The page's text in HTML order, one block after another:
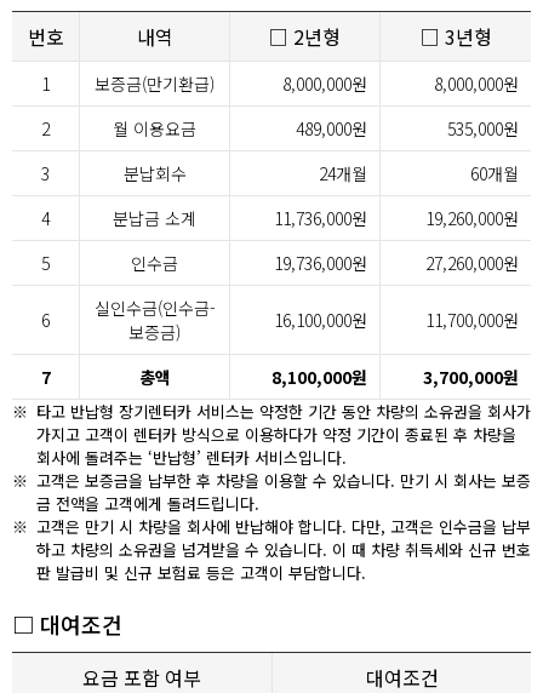
번호 내역 □ 2년형 □ 3년형
1 보증금(만기환급) 8,000,000원
8,000,000원
2
월 이용요금 489,000원
535,000원
3
분납회수 24개월
60개월
4
분납금 소계 11,736,000원
19,260,000원
5
인수금 19,736,000원 27,260,000원
6
실인수금(인수금-
보증금)
16,100,000원 11,700,000원
7 총액 8,100,000원 3,700,000원
※ 타고 반납형 장기렌터카 서비스는 약정한 기간 동안 차량의 소유권을 회사가
가지고 고객이 렌터카 방식으로 이용하다가 약정 기간이 종료된 후 차량을
회사에 돌려주는 ‘반납형’ 렌터카 서비스입니다.
※ 고객은 보증금을 납부한 후 차량을 이용할 수 있습니다. 만기 시 회사는 보증
금 전액을 고객에게 돌려드립니다.
※ 고객은 만기 시 차량을 회사에 반납해야 합니다. 다만, 고객은 인수금을 납부
하고 차량의 소유권을 넘겨받을 수 있습니다. 이 때 차량 취득세와 신규 번호
판 발급비 및 신규 보험료 등은 고객이 부담합니다.
□ 대여조건
요금 포함 여부 대여조건